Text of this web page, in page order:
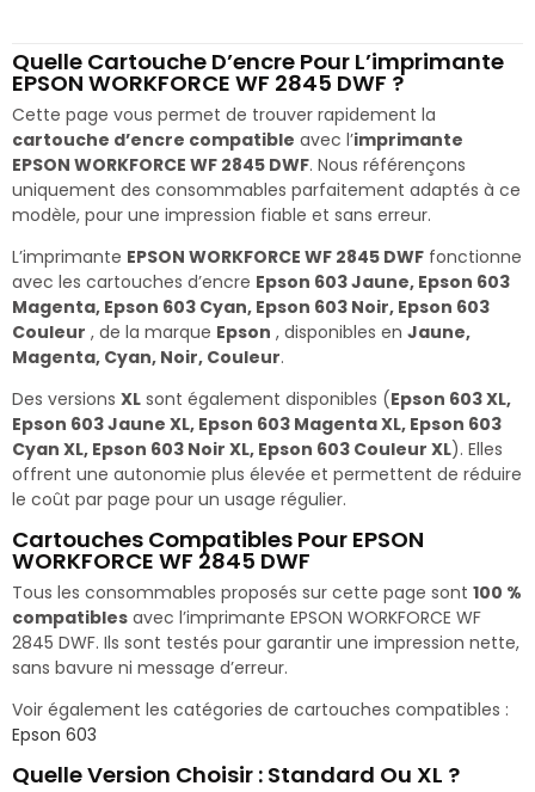
Quelle Cartouche D’encre Pour L’imprimante
EPSON WORKFORCE WF 2845 DWF ?
Cette page vous permet de trouver rapidement la
cartouche d’encre compatible avec l’imprimante
EPSON WORKFORCE WF 2845 DWF. Nous référençons
uniquement des consommables parfaitement adaptés à ce
modèle, pour une impression fiable et sans erreur.
L’imprimante EPSON WORKFORCE WF 2845 DWF fonctionne
avec les cartouches d’encre Epson 603 Jaune, Epson 603
Magenta, Epson 603 Cyan, Epson 603 Noir, Epson 603
Couleur , de la marque Epson , disponibles en Jaune,
Magenta, Cyan, Noir, Couleur.
Des versions XL sont également disponibles (Epson 603 XL,
Epson 603 Jaune XL, Epson 603 Magenta XL, Epson 603
Cyan XL, Epson 603 Noir XL, Epson 603 Couleur XL). Elles
offrent une autonomie plus élevée et permettent de réduire
le coût par page pour un usage régulier.
Cartouches Compatibles Pour EPSON
WORKFORCE WF 2845 DWF
Tous les consommables proposés sur cette page sont 100 %
compatibles avec l’imprimante EPSON WORKFORCE WF
2845 DWF. Ils sont testés pour garantir une impression nette,
sans bavure ni message d’erreur.
Voir également les catégories de cartouches compatibles :
Epson 603
Quelle Version Choisir : Standard Ou XL ?